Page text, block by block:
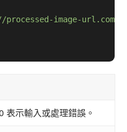
image-url.com/
表示輸入或處理錯誤。